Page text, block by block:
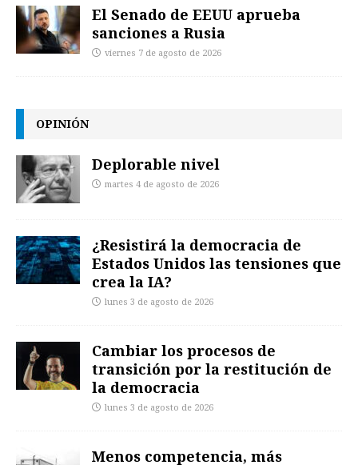
El Senado de EEUU aprueba
sanciones a Rusia
viernes 7 de agosto de 2026
OPINIÓN
Deplorable nivel
martes 4 de agosto de 2026
¿Resistirá la democracia de
Estados Unidos las tensiones que
crea la IA?
lunes 3 de agosto de 2026
Cambiar los procesos de
transición por la restitución de
la democracia
lunes 3 de agosto de 2026
Menos competencia, más